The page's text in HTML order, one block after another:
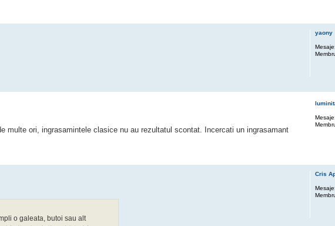
yaony
Mesaje:
multe ori, ingrasamintele clasice nu au rezultatul scontat. Incercati un ingrasamant
Mesaje:
o galeata, butoi sau alt
Cris
Mesaje: